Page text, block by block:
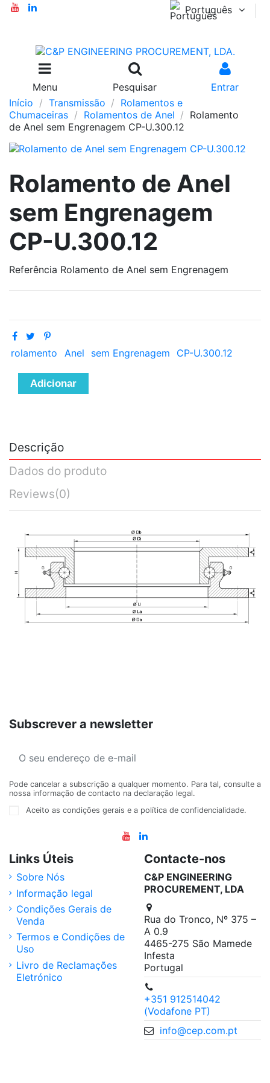
Português
Menu Pesquisar
Entrar
Início
Transmissão
Rolamentos e
Chumaceiras
Rolamentos de Anel
Rolamento
de Anel sem Engrenagem CP-U.300.12
Rolamento de Anel
sem Engrenagem
CP-U.300.12
Referência Rolamento de Anel sem Engrenagem
rolamento Anel sem Engrenagem CP-U.300.12
Adicionar
Descrição
Dados do produto
Reviews(0)
Subscrever a newsletter
Pode cancelar a subscrição a qualquer momento. Para tal, consulte a
nossa informação de contacto na declaração legal.
Aceito as condições gerais e a política de confidencialidade.
Links Úteis
Sobre Nós
Informação legal
Condições Gerais de
Venda
Termos e Condições de
Uso
Livro de Reclamações
Eletrónico
Contacte-nos
C&P ENGINEERING
PROCUREMENT, LDA
Rua do Tronco, Nº 375 –
A 0.9
4465-275 São Mamede
Infesta
Portugal
+351 912514042
(Vodafone PT)
info@cep.com.pt